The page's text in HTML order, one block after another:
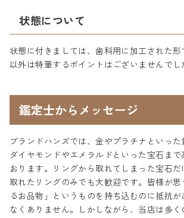
状態について
状態に付きましては、歯科用に加工された
以外は特筆するポイントはございませんでし
鑑定士からメッセージ
ブランドハンズでは、金やプラチナといっ
ダイヤモンドやエメラルドといった宝石まで
おります。リングから取れてしまった宝石
取れたリングのみでも大歓迎です。皆様が思
るお品物」というものを持ち込むのに抵抗
なくありません。しかしながら、当店は多く